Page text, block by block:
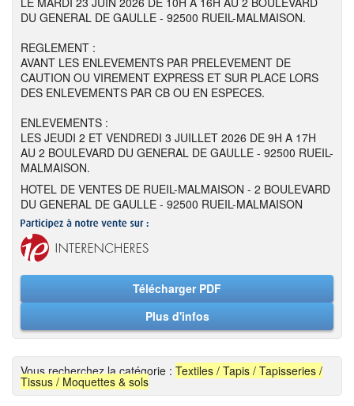
DU GENERAL DE GAULLE - 92500 RUEIL-MALMAISON.
REGLEMENT :
AVANT LES ENLEVEMENTS PAR PRELEVEMENT DE
CAUTION OU VIREMENT EXPRESS ET SUR PLACE LORS
DES ENLEVEMENTS PAR CB OU EN ESPECES.
ENLEVEMENTS :
LES JEUDI 2 ET VENDREDI 3 JUILLET 2026 DE 9H A 17H
AU 2 BOULEVARD DU GENERAL DE GAULLE - 92500 RUEIL-
MALMAISON.
HOTEL DE VENTES DE RUEIL-MALMAISON - 2 BOULEVARD
DU GENERAL DE GAULLE - 92500 RUEIL-MALMAISON
Télécharger PDF
Plus d'infos
Vous recherchez la catégorie : Textiles / Tapis / Tapisseries /
Tissus / Moquettes & sols